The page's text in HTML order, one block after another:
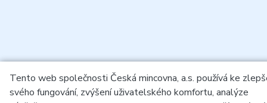
Tento web společnosti Česká mincovna, a.s. používá ke
svého fungování, zvýšení uživatelského komfortu, analýze